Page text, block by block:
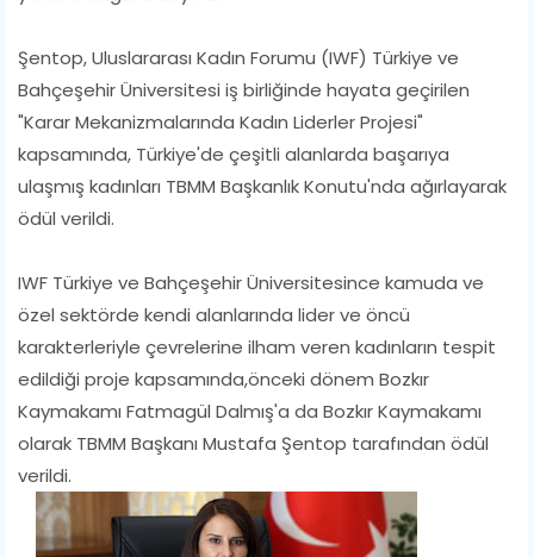
Şentop, Uluslararası Kadın Forumu (IWF) Türkiye ve
Bahçeşehir Üniversitesi iş birliğinde hayata geçirilen
"Karar Mekanizmalarında Kadın Liderler Projesi"
kapsamında, Türkiye'de çeşitli alanlarda başarıya
ulaşmış kadınları TBMM Başkanlık Konutu'nda ağırlayarak
ödül verildi.
IWF Türkiye ve Bahçeşehir Üniversitesince kamuda ve
özel sektörde kendi alanlarında lider ve öncü
karakterleriyle çevrelerine ilham veren kadınların tespit
edildiği proje kapsamında,önceki dönem Bozkır
Kaymakamı Fatmagül Dalmış'a da Bozkır Kaymakamı
olarak TBMM Başkanı Mustafa Şentop tarafından ödül
verildi.